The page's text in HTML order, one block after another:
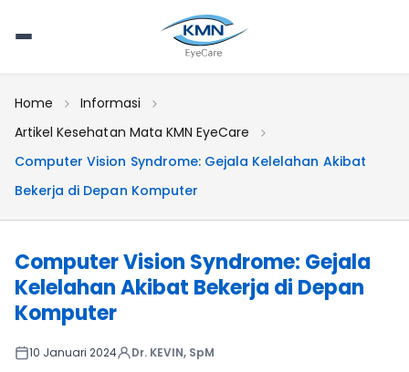
Home
Informasi
Artikel Kesehatan Mata KMN EyeCare
Computer Vision Syndrome: Gejala Kelelahan Akibat
Bekerja di Depan Komputer
Computer Vision Syndrome: Gejala
Kelelahan Akibat Bekerja di Depan
Komputer
10 Januari 2024 Dr. KEVIN, SpM